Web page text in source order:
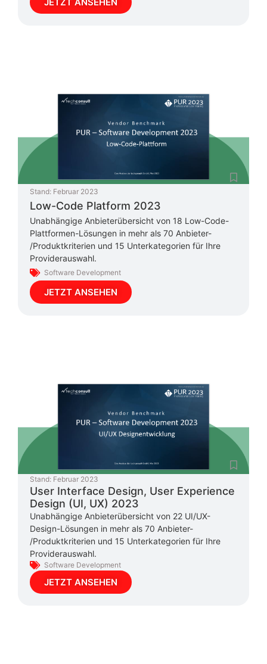
Stand: Februar 2023
Low-Code Platform 2023
Unabhängige Anbieterübersicht von 18 Low-Code-
Plattformen-Lösungen in mehr als 70 Anbieter-
/Produktkriterien und 15 Unterkategorien für Ihre
Providerauswahl.
Software Development
JETZT ANSEHEN
Stand: Februar 2023
User Interface Design, User Experience
Design (UI, UX) 2023
Unabhängige Anbieterübersicht von 22 UI/UX-
Design-Lösungen in mehr als 70 Anbieter-
/Produktkriterien und 15 Unterkategorien für Ihre
Providerauswahl.
Software Development
JETZT ANSEHEN